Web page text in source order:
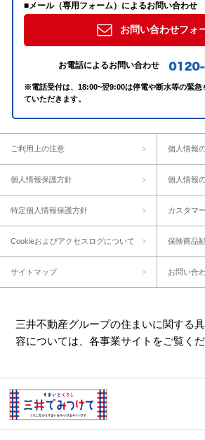
■メール（専用フォーム）によるお問い合わせ
お問い合わせフォ
お電話によるお問い合わせ
※電話受付は、18:00~翌9:00は停電や断水等の緊急
ていただきます。
ご利用上の注意 個人情報
個人情報保護方針 個人情報
特定個人情報保護方針 カスタマ
Cookieおよびアクセスログについて 保険商品
サイトマップ お問い合
三井不動産グループの住まいに関する
容については、各事業サイトをご覧く